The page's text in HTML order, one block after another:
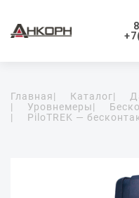
Главная| Каталог|
|
Уровнемеры|
|
PiloTREK —